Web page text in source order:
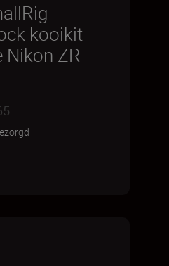
kooikit
Nikon ZR